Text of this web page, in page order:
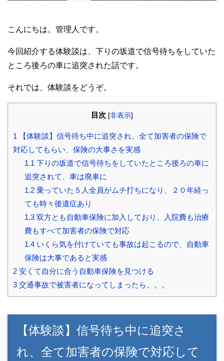
こんにちは。管理人です。
今回紹介する体験談は、下りの坂道で信号待ちをしていた
ところ後ろの車に追突された話です。
それでは、体験談をどうぞ。
目次 [非表示]
1 【体験談】信号待ち中に追突され、全て加害者の保険で
対応してもらい、保険の大事さを実感
1.1下りの坂道で信号待ちをしていたところ後ろの車に
追突されて、車は廃車に
1.2乗っていた５人全員がムチ打ちになり、２０年経っ
ても時々後遺症あり
1.3双方とも自動車保険に加入しており、入院費も治療
費もすべて加害者の保険で対応
1.4いくら気を付けていても事故は起こるので、自動車
保険は大事であると実感
2 安くて自分に合う自動車保険を見つける
3 交通事故で被害者になってしまったら。。。
【体験談】信号待ち中に追突さ
れ、全て加害者の保険で対応して